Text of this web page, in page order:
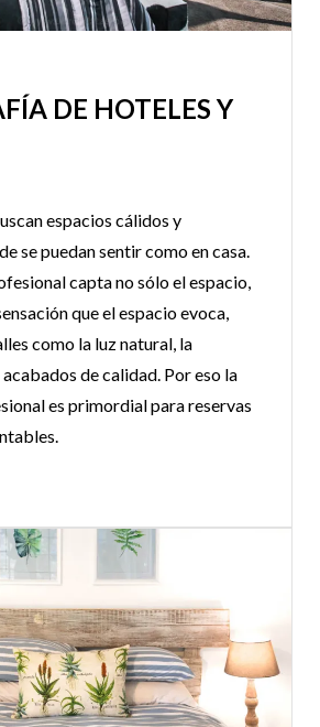
DE HOTELES Y
espacios cálidos y
se puedan sentir como en casa.
capta no sólo el espacio,
que el espacio evoca,
como la luz natural, la
de calidad. Por eso la
es primordial para reservas